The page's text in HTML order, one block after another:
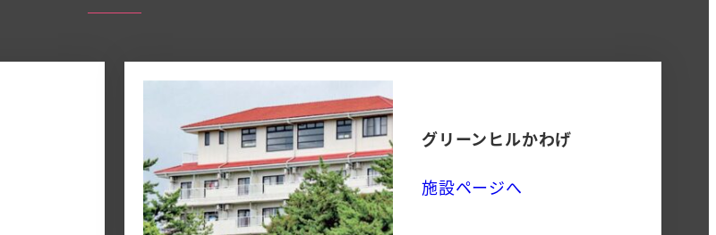
グリーンヒルかわげ
施設ページへ